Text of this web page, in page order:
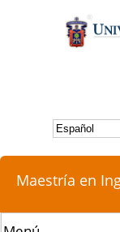
Maestría en